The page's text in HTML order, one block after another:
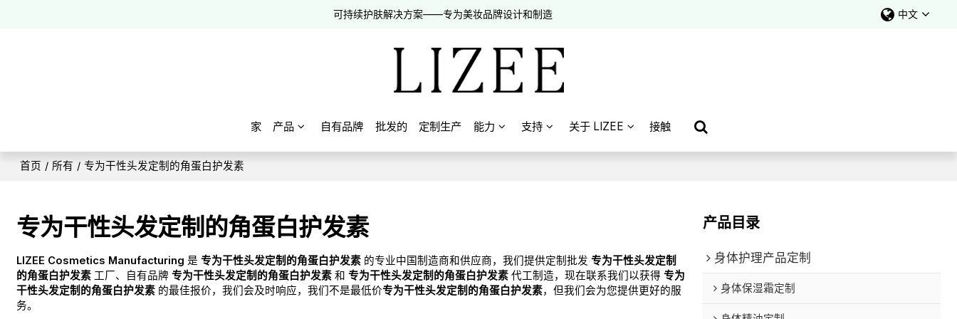
可持续护肤解决方案——专为美妆品牌设计和制造 中文
家 产品 自有品牌 批发的 定制生产 能力 支持 关于 LIZEE 接触
首页 / 所有 / 专为干性头发定制的角蛋白护发素
专为干性头发定制的角蛋白护发素
LIZEE Cosmetics Manufacturing 是专为干性头发定制的角蛋白护发素 的专业中国制造商和供应商，我们提供定制批发专为干性头发定制
的角蛋白护发素 工厂、自有品牌专为干性头发定制的角蛋白护发素 和专为干性头发定制的角蛋白护发素 代工制造，现在联系我们以获得专为
干性头发定制的角蛋白护发素 的最佳报价，我们会及时响应，我们不是最低价专为干性头发定制的角蛋白护发素，但我们会为您提供更好的服
务。
产品目录
身体护理产品定制
身体保湿霜定制